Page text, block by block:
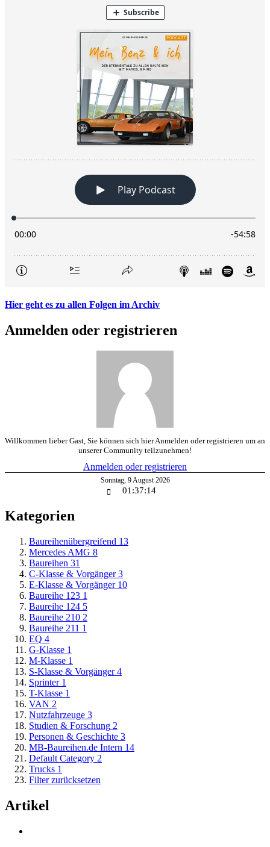
Hier geht es zu allen Folgen im Archiv
Anmelden oder registrieren
Willkommen lieber Gast, Sie können sich hier Anmelden oder registrieren um an
unserer Community teilzunehmen!
Anmelden oder registrieren
Sonntag, 9August 2026
01:37:14
Kategorien
Baureihenübergreifend 13
Mercedes AMG 8
Baureihen 31
C-Klasse & Vorgänger 3
E-Klasse & Vorgänger 10
Baureihe 123 1
Baureihe 124 5
Baureihe 210 2
Baureihe 211 1
EQ 4
G-Klasse 1
M-Klasse 1
S-Klasse & Vorgänger 4
Sprinter 1
T-Klasse 1
VAN 2
Nutzfahrzeuge 3
Studien & Forschung 2
Personen & Geschichte 3
MB-Baureihen.de Intern 14
Default Category 2
Trucks 1
Filter zurücksetzen
Artikel